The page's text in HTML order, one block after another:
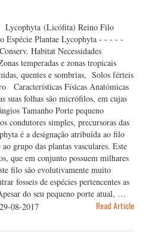
Lycophyta (Licófita) Reino Filo
Espécie Plantae Lycophyta - - - - -
Habitat Necessidades
temperadas e zonas tropicais
quentes e sombrias, Solos férteis
Características Físicas Anatómicas
suas folhas são micrófilos, em cujas
Tamanho Porte pequeno
condutores simples, precursoras das
é a designação atribuída ao filo
grupo das plantas vasculares. Este
que em conjunto possuem milhares
filo são evolutivamente muito
fosseis de espécies pertencentes as
do seu pequeno porte atual, …
29-08-2017 Read Article